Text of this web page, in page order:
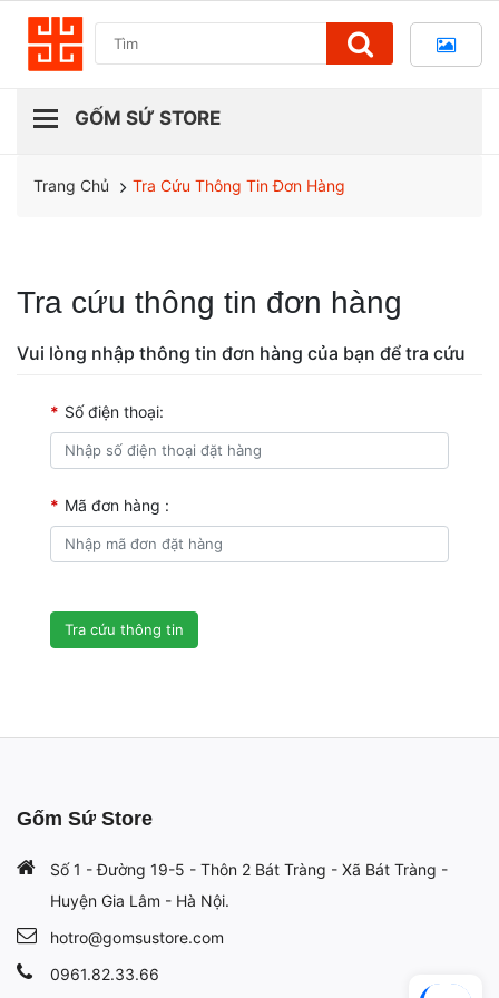
Trang Chủ Tra Cứu Thông Tin Đơn Hàng
Tra cứu thông tin đơn hàng
Vui lòng nhập thông tin đơn hàng của bạn để tra cứu
* Số điện thoại:
* Mã đơn hàng :
Gốm Sứ Store
Số 1 - Đường 19-5 - Thôn 2 Bát Tràng - Xã Bát Tràng -
Huyện Gia Lâm - Hà Nội.
hotro@gomsustore.com
0961.82.33.66